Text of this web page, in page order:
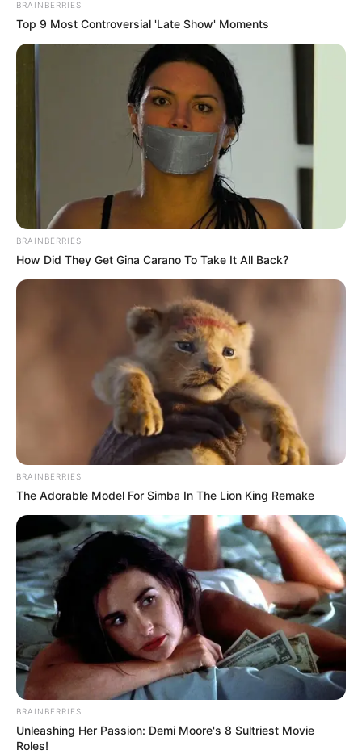
Marktbreit - Ein kleines Städtchen am Main mit
Maintor, Malerwinkelhaus, Renaissancerathaus,
Seinsheimschem Schloss, Wertheimer Haus,
historischem Frachtkran und Resten der
Stadtmauer, zwischen Kitzingen und Ochsenfurt.
Informationen unterwww.marktbreit.de
Weitere Schlösser und Burgen als Ausflugsziele für
Bad Windsheim sind auch unter
Burgen in Bayernaufgelistet.
Hier geht es zu allen Ausflugszielen und
Sehenswürdigkeiten in und umBad Windsheim und
lebnisführungen buchbar
Die schönsten Schlösser und Burgen in
BRAINBERRIES
Top 9 Most Controversial 'Late Show' Moments
BRAINBERRIES
How Did They Get Gina Carano To Take It All Back?
BRAINBERRIES
The Adorable Model For Simba In The Lion King Remake
BRAINBERRIES
Unleashing Her Passion: Demi Moore's 8 Sultriest Movie
Roles!